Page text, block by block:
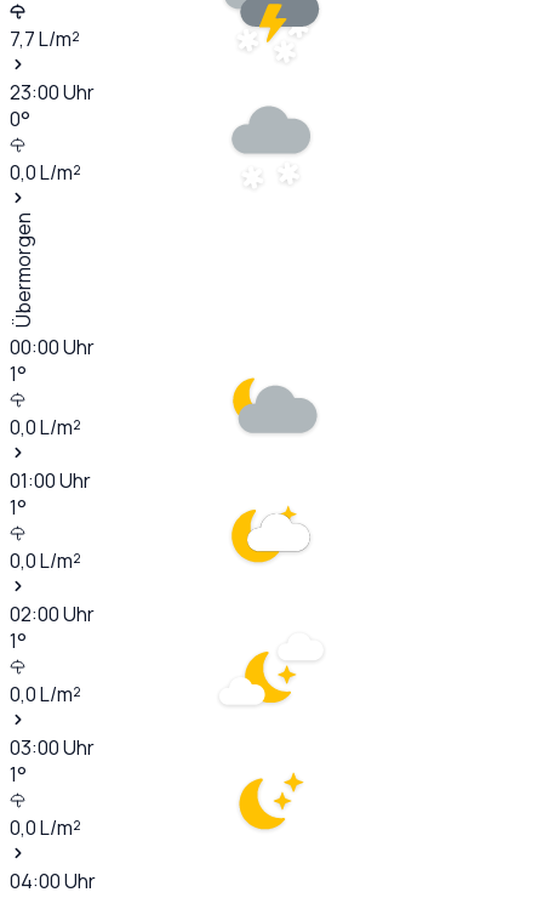
7,7L/m²
23:00Uhr
0°
0,0L/m²
Übermorgen
00:00Uhr
1°
0,0L/m²
01:00Uhr
1°
0,0L/m²
02:00Uhr
1°
0,0L/m²
03:00Uhr
1°
0,0L/m²
04:00Uhr